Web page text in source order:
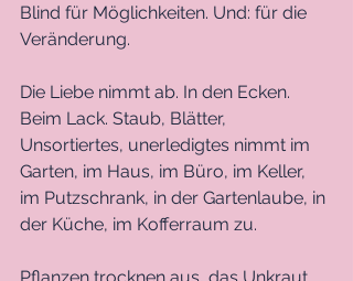
Blind für Möglichkeiten. Und: für die
Veränderung.
Die Liebe nimmt ab. In den Ecken.
Beim Lack. Staub, Blätter,
Unsortiertes, unerledigtes nimmt im
Garten, im Haus, im Büro, im Keller,
im Putzschrank, in der Gartenlaube, in
der Küche, im Kofferraum zu.